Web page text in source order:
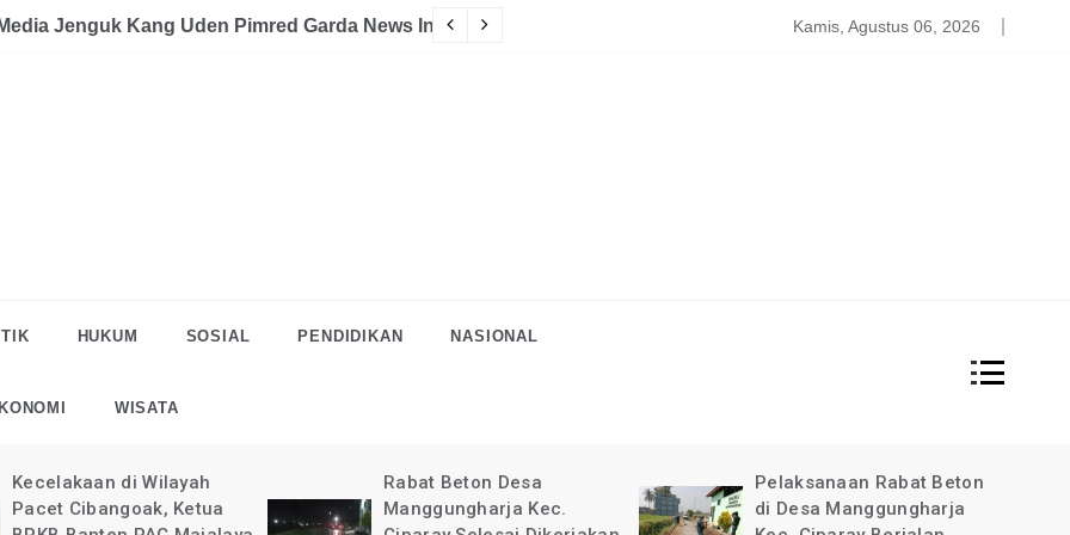
Halau LSM Dipolisikan Satgas PDBA Bantah Tidak Akomodir Bantuan Korban
Kamis, Agustus 06, 2026
HUKUM SOSIAL PENDIDIKAN NASIONAL
WISATA
Rabat Beton Desa
Manggungharja Kec.
Pelaksanaan Rabat Beton
di Desa Manggungharja
Pimpinan Redaksi Garda
News Indonesia Ucapkan